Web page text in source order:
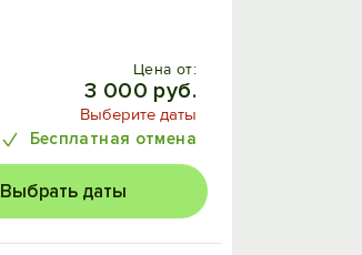
Цена от:
3 000 руб.
Выберите даты
Бесплатная отмена
Выбрать даты